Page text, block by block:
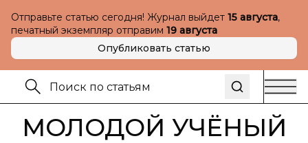
Отправьте статью сегодня! Журнал выйдет 15 августа,
печатный экземпляр отправим 19 августа
Опубликовать статью
МОЛОДОЙ УЧЁНЫЙ